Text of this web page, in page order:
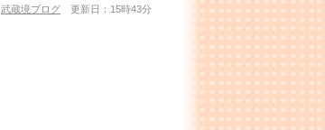
武蔵境ブログ 更新日：15時43分